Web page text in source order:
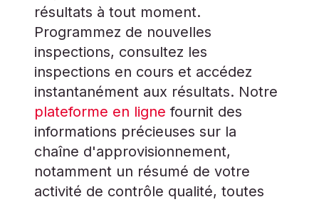
résultats à tout moment.
Programmez de nouvelles
inspections, consultez les
inspections en cours et accédez
instantanément aux résultats. Notre
plateforme en ligne fournit des
informations précieuses sur la
chaîne d'approvisionnement,
notamment un résumé de votre
activité de contrôle qualité, toutes